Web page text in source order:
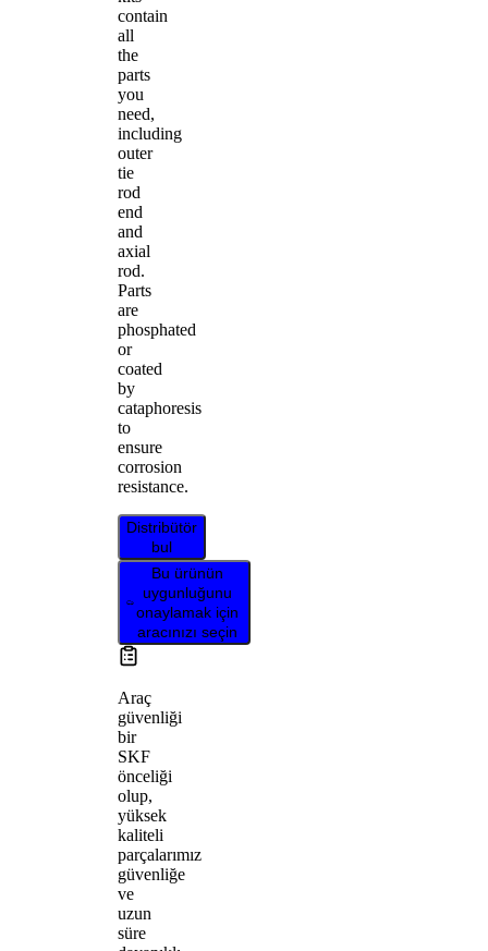
contain
all
the
parts
you
need,
including
outer
tie
rod
end
and
axial
rod.
Parts
are
phosphated
or
coated
by
cataphoresis
to
ensure
corrosion
resistance.
Distribütör
bul
Bu ürünün
uygunluğunu
onaylamak için
aracınızı seçin
Araç
güvenliği
bir
SKF
önceliği
olup,
yüksek
kaliteli
parçalarımız
güvenliğe
ve
uzun
süre